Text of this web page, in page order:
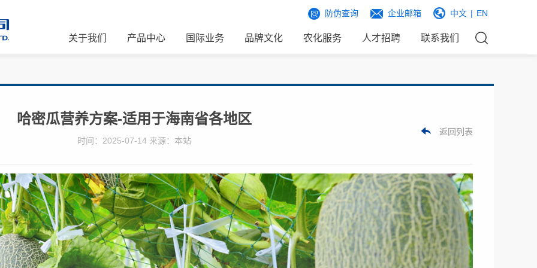
防伪查询 企业邮箱 中文 | EN
关于我们 产品中心 国际业务 品牌文化 农化服务 人才招聘 联系我们
返回列表
哈密瓜营养方案-适用于海南省各地区
时间：2025-07-14 来源：本站